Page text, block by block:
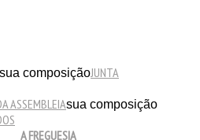
JUNTA
sua composição
ASSEMBLEIAsua composição
A FREGUESIA